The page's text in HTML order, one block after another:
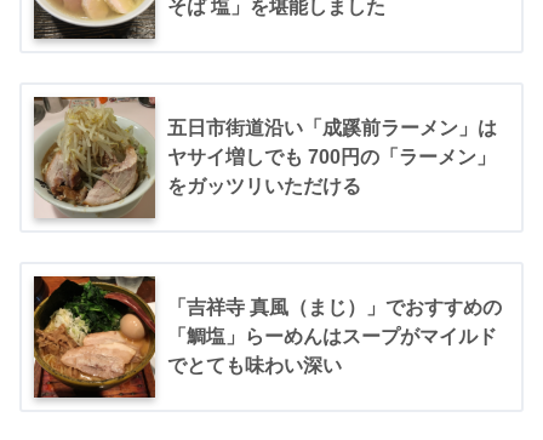
そば 塩」を堪能しました
五日市街道沿い「成蹊前ラーメン」は
ヤサイ増しでも 700円の「ラーメン」
をガッツリいただける
「吉祥寺 真風（まじ）」でおすすめの
「鯛塩」らーめんはスープがマイルド
でとても味わい深い